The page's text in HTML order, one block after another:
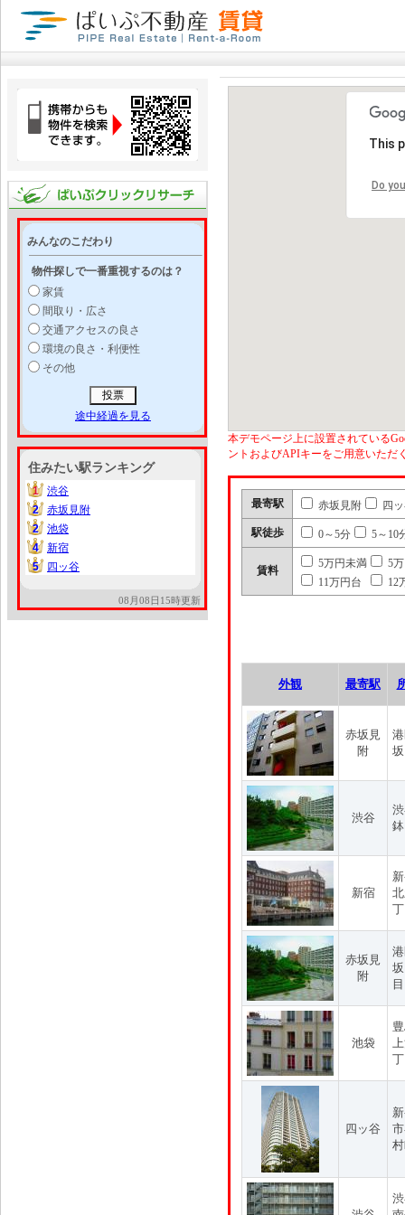
みんなのこだわり
物件探しで一番重視するのは？
家賃
間取り・広さ
交通アクセスの良さ
環境の良さ・利便性
その他
途中経過を見る
住みたい駅ランキング
1
1
渋谷
2
2
赤坂見附
2
2
池袋
4
4
新宿
5
5 四ッ谷
08月08日15時更新
This
Do
本デモページ上に設置されている
ントおよびAPIキーをご用意いただ
最寄駅 赤坂見附 四
駅徒歩 0～5分 5～10
賃料
5万円未満
5
11万円台
12
外観 最寄駅
赤坂見
附
渋谷
新宿
赤坂見
附
目
池袋
四ッ谷